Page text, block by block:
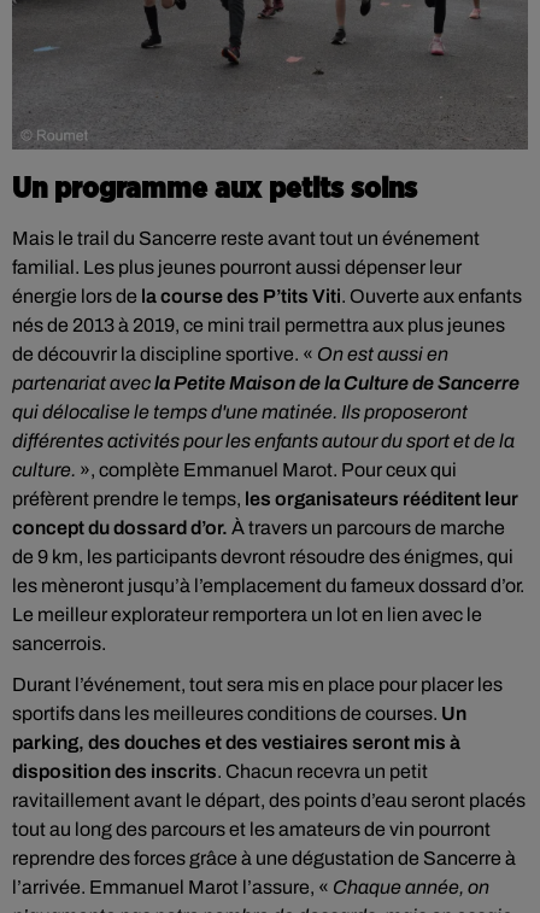
Un programme aux petits soins
Mais le trail du Sancerre reste avant tout un événement
familial. Les plus jeunes pourront aussi dépenser leur
énergie lors de la course des P’tits Viti. Ouverte aux enfants
nés de 2013 à 2019, ce mini trail permettra aux plus jeunes
de découvrir la discipline sportive. « On est aussi en
partenariat avecla Petite Maison de la Culture de Sancerre
qui délocalise le temps d'une matinée. Ils proposeront
différentes activités pour les enfants autour du sport et de la
culture. », complète Emmanuel Marot. Pour ceux qui
préfèrent prendre le temps, les organisateurs rééditent leur
concept du dossard d’or. À travers un parcours de marche
de 9 km, les participants devront résoudre des énigmes, qui
les mèneront jusqu’à l’emplacement du fameux dossard d’or.
Le meilleur explorateur remportera un lot en lien avec le
sancerrois.
Durant l’événement, tout sera mis en place pour placer les
sportifs dans les meilleures conditions de courses. Un
parking, des douches et des vestiaires seront mis à
disposition des inscrits. Chacun recevra un petit
ravitaillement avant le départ, des points d’eau seront placés
tout au long des parcours et les amateurs de vin pourront
reprendre des forces grâce à une dégustation de Sancerre à
l’arrivée. Emmanuel Marot l’assure, « Chaque année, on